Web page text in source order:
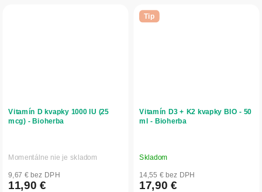
Vitamín D kvapky 1000 IU (25
mcg) - Bioherba
Momentálne nie je skladom
9,67 € bez DPH
11,90 €
Tip
Vitamín D3 + K2 kvapky BIO - 50
ml - Bioherba
Skladom
14,55 € bez DPH
17,90 €